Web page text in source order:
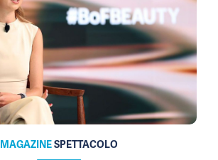
MAGAZINESPETTACOLO